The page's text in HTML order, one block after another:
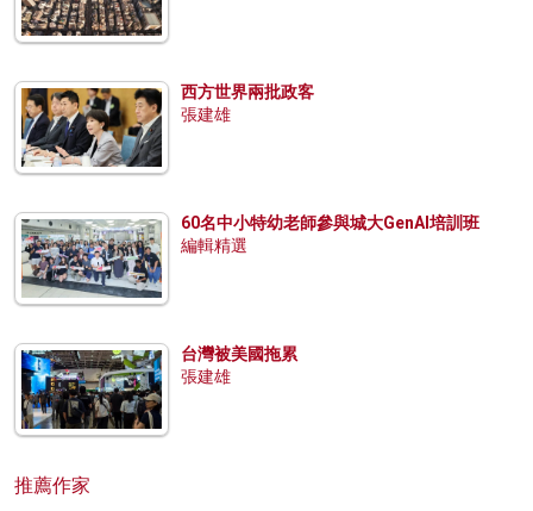
西方世界兩批政客
張建雄
60名中小特幼老師參與城大GenAI培訓班
編輯精選
台灣被美國拖累
張建雄
推薦作家